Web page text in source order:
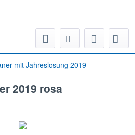
mit Jahreslosung 2019
2019 rosa